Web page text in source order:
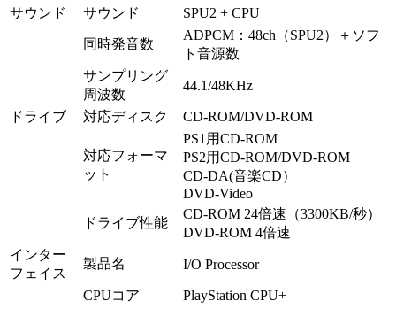
サウンド
サウンド SPU2 + CPU
同時発音数
ADPCM：48ch（SPU2）＋ソフ
ト音源数
サンプリング
周波数
44.1/48KHz
ドライブ 対応ディスク CD-ROM/DVD-ROM
対応フォーマ
ット
PS1用CD-ROM
PS2用CD-ROM/DVD-ROM
CD-DA(音楽CD）
DVD-Video
ドライブ性能
CD-ROM 24倍速（3300KB/秒）
DVD-ROM 4倍速
インター
フェイス
製品名 I/O Processor
CPUコア
PlayStation CPU+